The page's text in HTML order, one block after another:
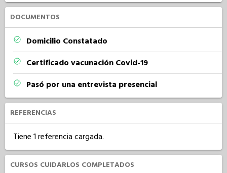
DOCUMENTOS
Domicilio Constatado
Certificado vacunación Covid-19
Pasó por una entrevista presencial
REFERENCIAS
Tiene 1 referencia cargada.
CURSOS CUIDARLOS COMPLETADOS